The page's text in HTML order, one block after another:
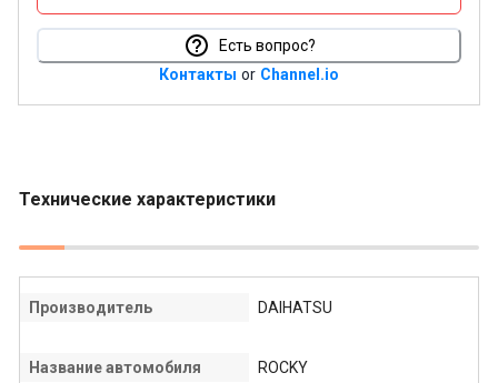
Есть вопрос?
Контакты or Channel.io
Технические характеристики
Производитель DAIHATSU
Название автомобиля ROCKY